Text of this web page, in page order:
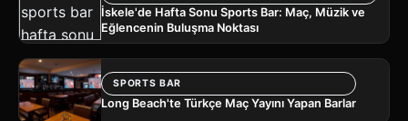
İskele'de Hafta Sonu Sports Bar: Maç, Müzik ve
Eğlencenin Buluşma Noktası
SPORTS BAR
Long Beach'te Türkçe Maç Yayını Yapan Barlar